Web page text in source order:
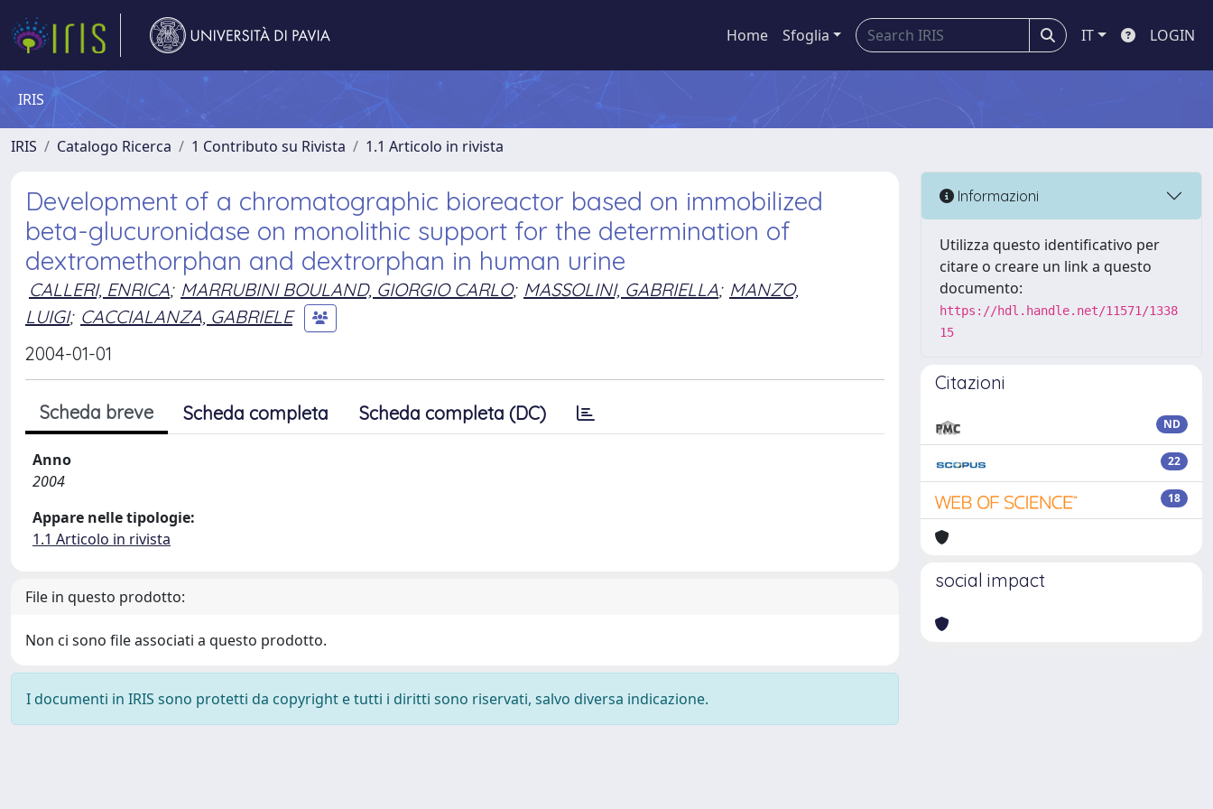
Home Sfoglia IT LOGIN
IRIS
IRIS Catalogo Ricerca 1 Contributo su Rivista 1.1 Articolo in rivista
Development of a chromatographic bioreactor based on immobilized
beta-glucuronidase on monolithic support for the determination of
dextromethorphan and dextrorphan in human urine
CALLERI, ENRICA; MARRUBINI BOULAND, GIORGIO CARLO; MASSOLINI, GABRIELLA; MANZO,
LUIGI; CACCIALANZA, GABRIELE
2004-01-01
Scheda breve Scheda completa Scheda completa (DC)
Anno
2004
Appare nelle tipologie:
1.1 Articolo in rivista
File in questo prodotto:
Non ci sono file associati a questo prodotto.
I documenti in IRIS sono protetti da copyright e tutti i diritti sono riservati, salvo diversa indicazione.
Informazioni
Utilizza questo identificativo per
citare o creare un link a questo
documento:
https://hdl.handle.net/11571/1338
15
Citazioni
ND
22
18
social impact